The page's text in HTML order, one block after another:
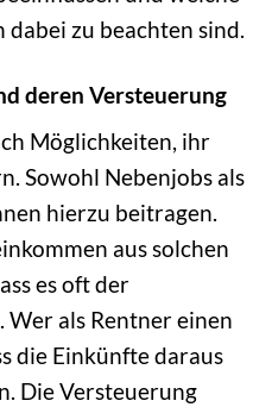
zu beachten sind.
deren Versteuerung
Möglichkeiten, ihr
Sowohl Nebenjobs als
hierzu beitragen.
aus solchen
es oft der
als Rentner einen
die Einkünfte daraus
Die Versteuerung